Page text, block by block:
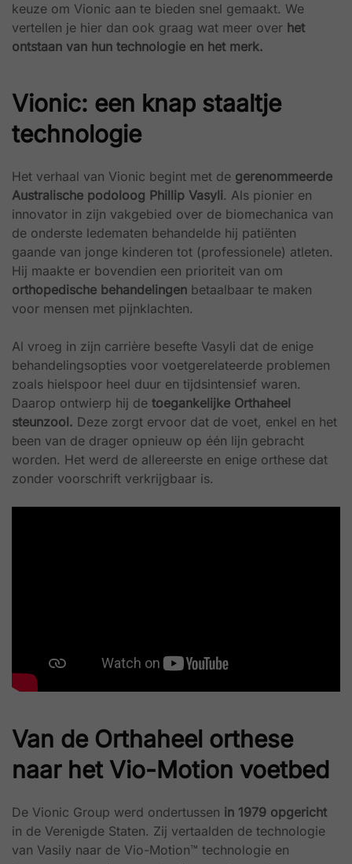
keuze om Vionic aan te bieden snel gemaakt. We
vertellen je hier dan ook graag wat meer over het
ontstaan van hun technologie en het merk.
Vionic: een knap staaltje
technologie
Het verhaal van Vionic begint met de gerenommeerde
Australische podoloog Phillip Vasyli. Als pionier en
innovator in zijn vakgebied over de biomechanica van
de onderste ledematen behandelde hij patiënten
gaande van jonge kinderen tot (professionele) atleten.
Hij maakte er bovendien een prioriteit van om
orthopedische behandelingen betaalbaar te maken
voor mensen met pijnklachten.
Al vroeg in zijn carrière besefte Vasyli dat de enige
behandelingsopties voor voetgerelateerde problemen
zoals hielspoor heel duur en tijdsintensief waren.
Daarop ontwierp hij de toegankelijke Orthaheel
steunzool. Deze zorgt ervoor dat de voet, enkel en het
been van de drager opnieuw op één lijn gebracht
worden. Het werd de allereerste en enige orthese dat
zonder voorschrift verkrijgbaar is.
Van de Orthaheel orthese
naar het Vio-Motion voetbed
De Vionic Group werd ondertussen in 1979 opgericht
in de Verenigde Staten. Zij vertaalden de technologie
van Vasily naar de Vio-Motion™ technologie en